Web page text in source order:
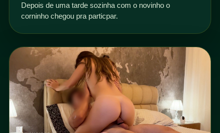
Depois de uma tarde sozinha com o novinho o
corninho chegou pra particpar.